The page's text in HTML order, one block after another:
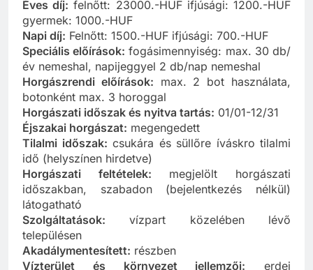
Éves díj: felnőtt: 23000.-HUF ifjúsági: 1200.-HUF
gyermek: 1000.-HUF
Napi díj: Felnőtt: 1500.-HUF ifjúsági: 700.-HUF
Speciális előírások: fogásimennyiség: max. 30 db/
év nemeshal, napijeggyel 2 db/nap nemeshal
Horgászrendi előírások: max. 2 bot használata,
botonként max. 3 horoggal
Horgászati időszak és nyitva tartás: 01/01-12/31
Éjszakai horgászat: megengedett
Tilalmi időszak: csukára és süllőre íváskro tilalmi
idő (helyszínen hirdetve)
Horgászati feltételek: megjelölt horgászati
időszakban, szabadon (bejelentkezés nélkül)
látogatható
Szolgáltatások: vízpart közelében lévő
településen
Akadálymentesített: részben
Vízterület és környezet jellemzői: erdei